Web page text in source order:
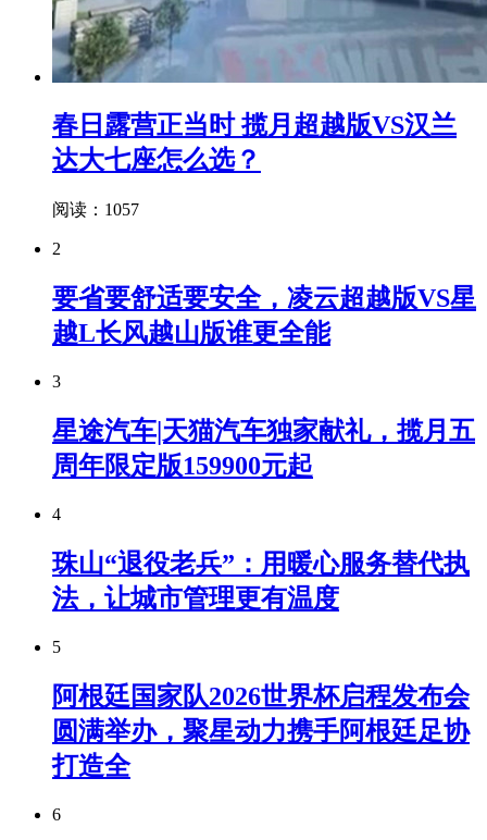
春日露营正当时 揽月超越版VS汉兰
达大七座怎么选？
阅读：1057
2
要省要舒适要安全，凌云超越版VS星
越L长风越山版谁更全能
3
星途汽车|天猫汽车独家献礼，揽月五
周年限定版159900元起
4
珠山“退役老兵”：用暖心服务替代执
法，让城市管理更有温度
5
阿根廷国家队2026世界杯启程发布会
圆满举办，聚星动力携手阿根廷足协
打造全
6